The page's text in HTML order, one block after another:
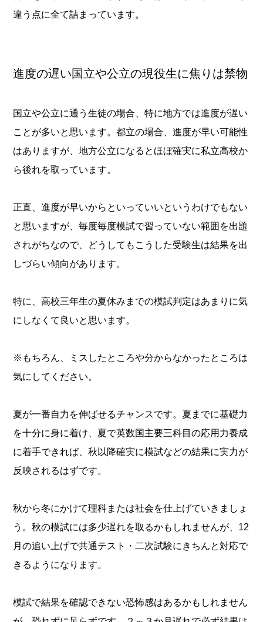
違う点に全て詰まっています。
進度の遅い国立や公立の現役生に焦りは禁物
国立や公立に通う生徒の場合、特に地方では進度が遅い
ことが多いと思います。都立の場合、進度が早い可能性
はありますが、地方公立になるとほぼ確実に私立高校か
ら後れを取っています。
正直、進度が早いからといっていいというわけでもない
と思いますが、毎度毎度模試で習っていない範囲を出題
されがちなので、どうしてもこうした受験生は結果を出
しづらい傾向があります。
特に、高校三年生の夏休みまでの模試判定はあまりに気
にしなくて良いと思います。
※もちろん、ミスしたところや分からなかったところは
気にしてください。
夏が一番自力を伸ばせるチャンスです。夏までに基礎力
を十分に身に着け、夏で英数国主要三科目の応用力養成
に着手できれば、秋以降確実に模試などの結果に実力が
反映されるはずです。
秋から冬にかけて理科または社会を仕上げていきましょ
う。秋の模試には多少遅れを取るかもしれませんが、12
月の追い上げで共通テスト
・二次試験にきちんと対応で
きるようになります。
模試で結果を確認できない恐怖感はあるかもしれません